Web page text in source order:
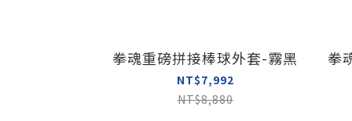
拳魂重磅拼接棒球外套-霧黑
NT$7,992
NT$8,880
拳